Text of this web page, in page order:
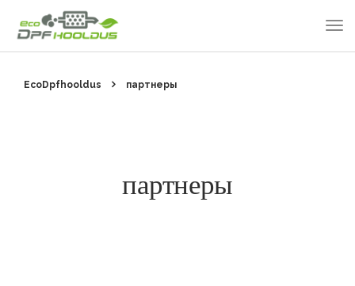
EcoDpfhooldus партнеры
партнеры